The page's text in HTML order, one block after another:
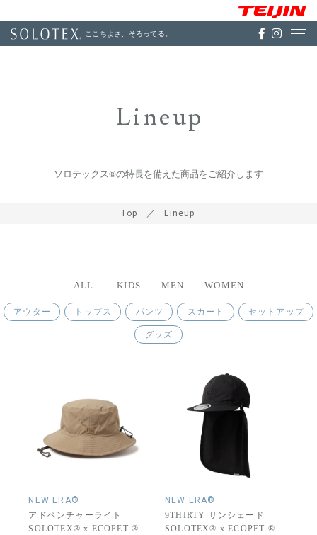
ここちよさ、そろってる。
Lineup
ソロテックス®の特長を備えた商品をご紹介します
Top Lineup
ALL KIDS MEN WOMEN
アウター トップス パンツ スカート セットアップ
グッズ
NEW ERA®
アドベンチャーライト
SOLOTEX® x ECOPET ®
NEW ERA®
9THIRTY サンシェード
SOLOTEX® x ECOPET ® ニ